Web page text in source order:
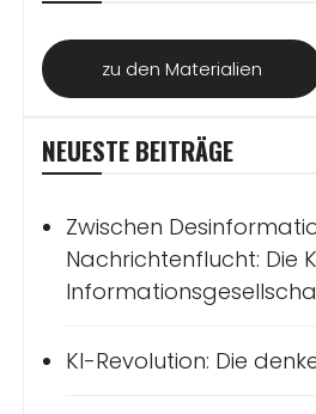
zu den Materialien
NEUESTE BEITRÄGE
Zwischen
Nachrichtenflucht: Die
KI-Revolution: Die